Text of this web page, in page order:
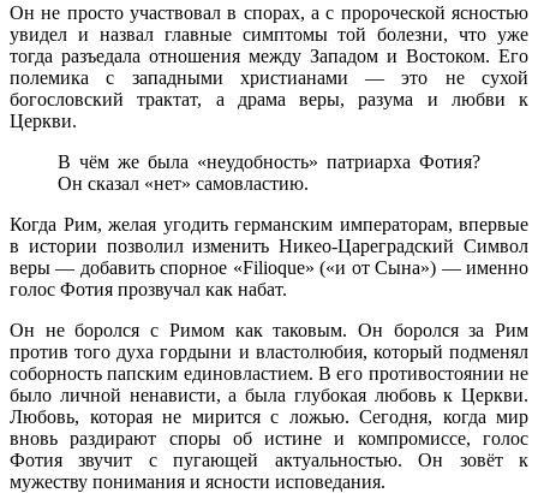
Он не просто участвовал в спорах, а с пророческой ясностью
увидел и назвал главные симптомы той болезни, что уже
тогда разъедала отношения между Западом и Востоком. Его
полемика с западными христианами — это не сухой
богословский трактат, а драма веры, разума и любви к
Церкви.
В чём же была «неудобность» патриарха Фотия?
Он сказал «нет» самовластию.
Когда Рим, желая угодить германским императорам, впервые
в истории позволил изменить Никео-Цареградский Символ
веры — добавить спорное «Filioque» («и от Сына») — именно
голос Фотия прозвучал как набат.
Он не боролся с Римом как таковым. Он боролся за Рим
против того духа гордыни и властолюбия, который подменял
соборность папским единовластием. В его противостоянии не
было личной ненависти, а была глубокая любовь к Церкви.
Любовь, которая не мирится с ложью. Сегодня, когда мир
вновь раздирают споры об истине и компромиссе, голос
Фотия звучит с пугающей актуальностью. Он зовёт к
мужеству понимания и ясности исповедания.